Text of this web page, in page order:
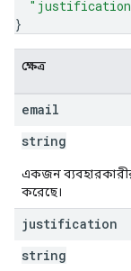
}
ক্ষেত্র
email
string
একজন
করেছে।
justification
string